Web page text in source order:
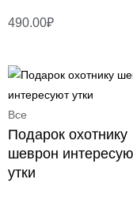
490.00₽
Все
Подарок охотнику
шеврон
утки